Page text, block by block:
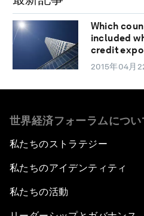
Which
included
credit
2015年04月
世界経済フォーラムについ
私たちのストラテジー
私たちのアイデンティティ
私たちの活動